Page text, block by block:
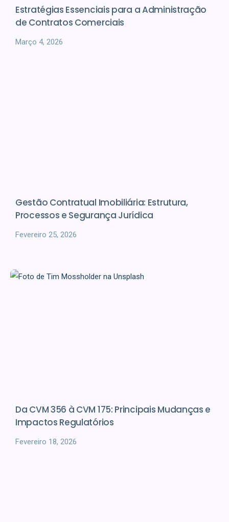
Estratégias Essenciais para a Administração
de Contratos Comerciais
Março 4, 2026
Gestão Contratual Imobiliária: Estrutura,
Processos e Segurança Jurídica
Fevereiro 25, 2026
Da CVM 356 à CVM 175: Principais Mudanças e
Impactos Regulatórios
Fevereiro 18, 2026